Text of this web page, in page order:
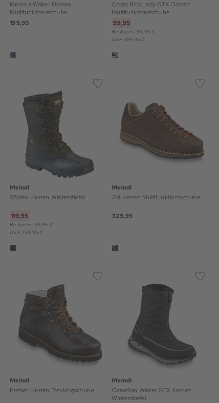
Messina Walker Damen
Multifunktionsschuhe
199,95
Costa Rica Lady GTX Damen
Multifunktionsschuhe
99,95
Bestpreis: 99,95 €
UVP: 189,95 €
Meindl
Sölden Herren Winterstiefel
119,95
Bestpreis: 119,95 €
UVP: 159,95 €
Meindl
Zirl Herren Multifunktionsschuhe
329,95
Meindl
Preber Herren Trekkingschuhe
Meindl
Canadian Winter GTX Herren
Winterstiefel